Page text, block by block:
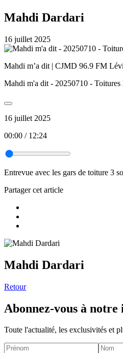
Mahdi Dardari
16 juillet 2025
Mahdi m’a dit | CJMD 96.9 FM
Mahdi m'a dit - 20250710 - Toitures
16 juillet 2025
00:00 / 12:24
Entrevue avec les gars de toiture 3
Partager cet article
Mahdi Dardari
Retour
Abonnez-vous à
Toute l'actualité, les exclusivités et